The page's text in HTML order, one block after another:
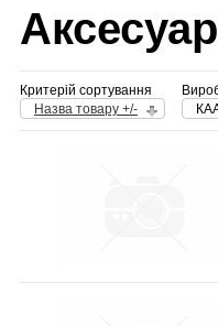
Критерій сортування
Назва товару +/-